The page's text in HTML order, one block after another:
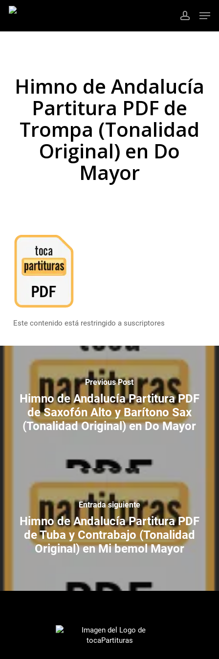
cuenta
Himno de Andalucía
Partitura PDF de
Trompa (Tonalidad
Original) en Do
Mayor
Este contenido está restringido a suscriptores
Previous Post
Himno de Andalucía Partitura PDF
de Saxofón Alto y Barítono Sax
(Tonalidad Original) en Do Mayor
Entrada siguiente
Himno de Andalucía Partitura PDF
de Tuba y Contrabajo (Tonalidad
Original) en Mi bemol Mayor